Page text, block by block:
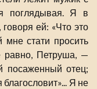
поглядывая. Я в
ей: «Что это
мне стати просить
равно, Петруша, —
посаженный отец;
благословит»... Я не